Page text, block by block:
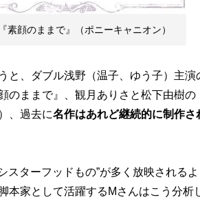
素顔のままで』（ポニーキャニオン）
と、ダブル浅野（温子、ゆう子）主演
のままで』、観月ありさと松下由樹の
、過去に名作はあれど継続的に制作
スターフッドもの”が多く放映される
家として活躍するMさんはこう分析